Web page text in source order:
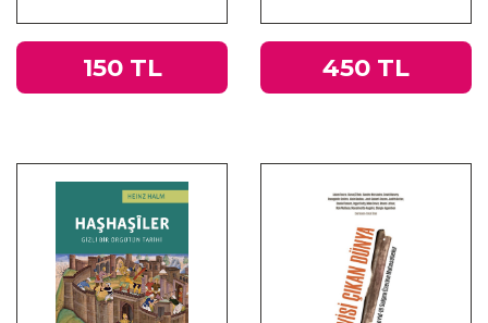
ve Doğu
150 TL 450 TL